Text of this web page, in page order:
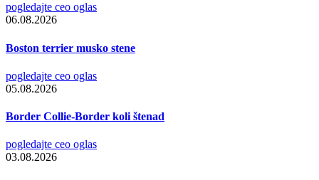
pogledajte ceo oglas
06.08.2026
Boston terrier musko stene
pogledajte ceo oglas
05.08.2026
Border Collie-Border koli štenad
pogledajte ceo oglas
03.08.2026